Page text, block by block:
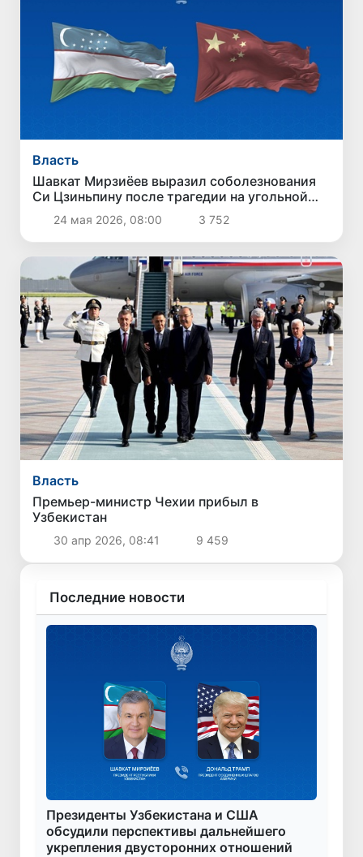
Власть
Шавкат Мирзиёев выразил соболезнования
Си Цзиньпину после трагедии на угольной
шахте в Китае
24 мая 2026, 08:00 3 752
Власть
Премьер-министр Чехии прибыл в
Узбекистан
30 апр 2026, 08:41 9 459
Последние новости
Президенты Узбекистана и США
обсудили перспективы дальнейшего
укрепления двусторонних отношений